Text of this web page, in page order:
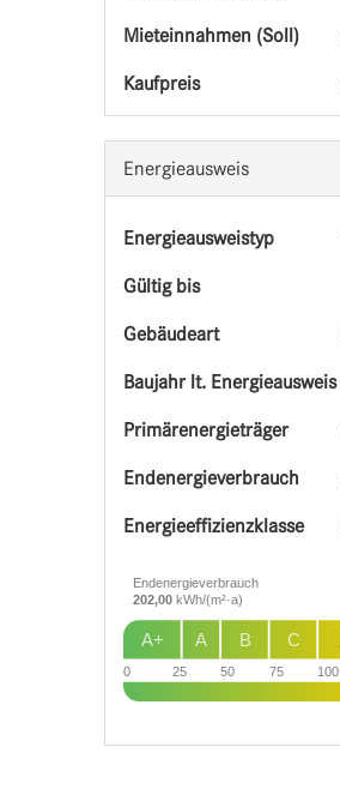
Mieteinnahmen (Soll)
Kaufpreis
Energieausweis
Energieausweistyp
Gültig bis
Gebäudeart
Baujahr lt. Energieausweis
Primärenergieträger
Endenergie­verbrauch
Energie­effizienz­klasse
0 25 50 75 100
C
B
A
A+
Endenergieverbrauch
202,00 kWh/(m²·a)